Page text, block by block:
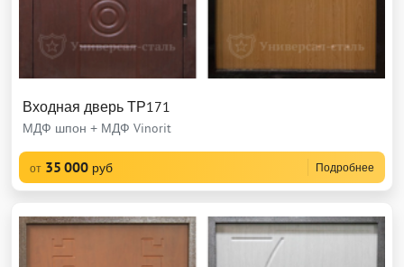
Входная дверь ТР171
МДФ шпон + МДФ Vinorit
от 35 000 руб Подробнее